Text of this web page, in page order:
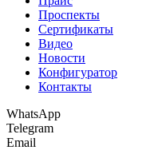
Проспекты
Сертификаты
Видео
Новости
Конфигуратор
Контакты
WhatsApp
Telegram
Email